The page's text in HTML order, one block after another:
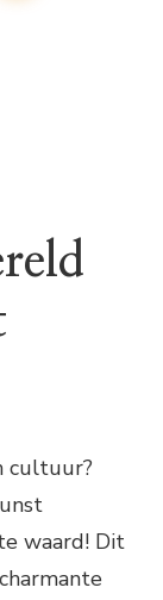
cultuur?
waard! Dit